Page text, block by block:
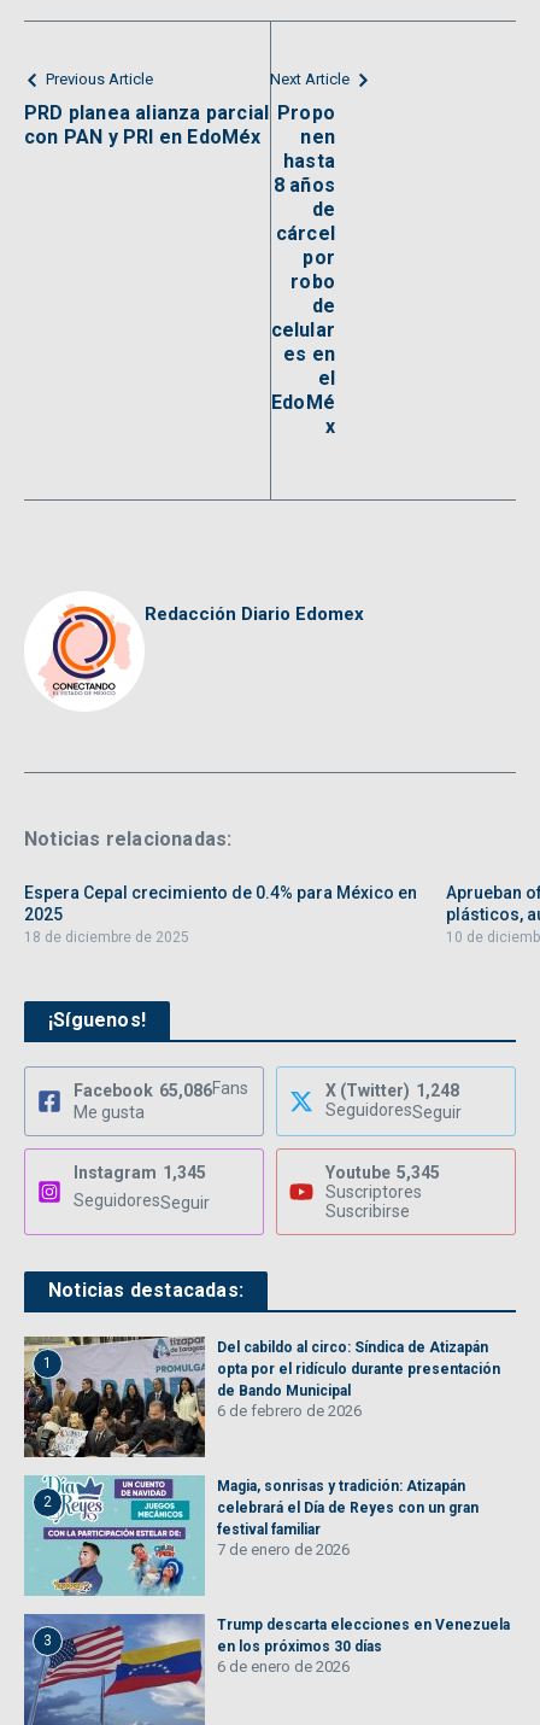
Previous Article
PRD planea alianza parcial
con PAN y PRI en EdoMéx
Next Article
Propo
nen
hasta
8 años
de
cárcel
por
robo
de
celular
es en
el
EdoMé
x
Redacción Diario Edomex
Noticias relacionadas:
Espera Cepal crecimiento de 0.4% para México en
2025
18 de diciembre de 2025
Aprueban
plásticos,
10 de
¡Síguenos!
Facebook 65,086Fans
Me gusta
X (Twitter) 1,248
SeguidoresSeguir
Instagram 1,345
SeguidoresSeguir
Youtube 5,345
Suscriptores
Suscribirse
Noticias destacadas:
1
Del cabildo al circo: Síndica de Atizapán
opta por el ridículo durante presentación
de Bando Municipal
6 de febrero de 2026
2
Magia, sonrisas y tradición: Atizapán
celebrará el Día de Reyes con un gran
festival familiar
7 de enero de 2026
3
Trump descarta elecciones en Venezuela
en los próximos 30 días
6 de enero de 2026